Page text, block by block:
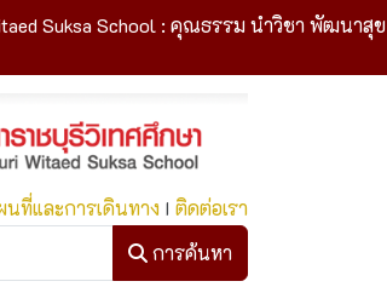
Suksa School : คุณธรรม นำวิชา พัฒนาสุข
นที่และการเดินทาง Iติดต่อเรา
การค้นหา